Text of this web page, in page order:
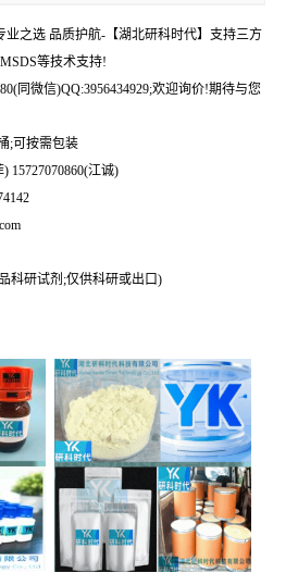
业之选 品质护航-【湖北研科时代】支持三方
等技术支持!
同微信)QQ:3956434929;欢迎询价!期待与您
;可按需包装
15727070860(江诚)
科研试剂;仅供科研或出口)